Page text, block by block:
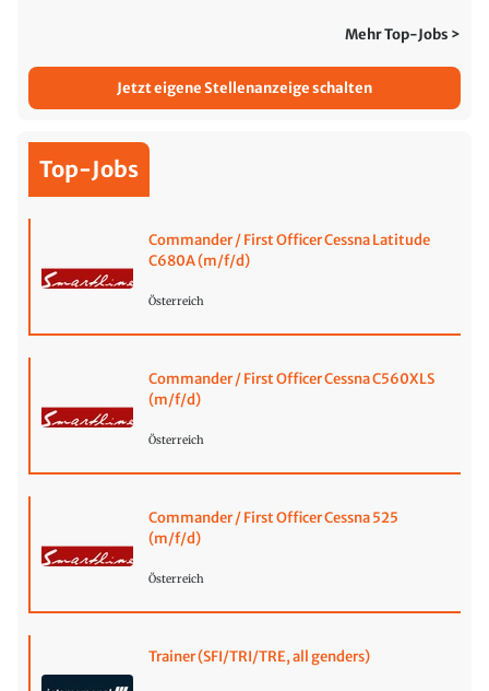
Mehr Top-Jobs >
Jetzt eigene Stellenanzeige schalten
Top-Jobs
Commander / First Officer Cessna Latitude
C680A (m/f/d)
Österreich
Commander / First Officer Cessna C560XLS
(m/f/d)
Österreich
Commander / First Officer Cessna 525
(m/f/d)
Österreich
Trainer (SFI/TRI/TRE, all genders)